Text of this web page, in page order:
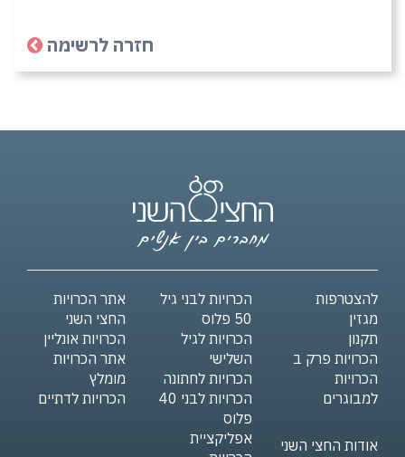
חזרה לרשימה
אתר הכרויות
החצי השני
הכרויות אונליין
אתר הכרויות
מומלץ
הכרויות לדתיים
הכרויות לבני גיל
50 פלוס
הכרויות לגיל
השלישי
הכרויות לחתונה
הכרויות לבני 40
פלוס
אפליקציית
להצטרפות
מגזין
תקנון
הכרויות פרק ב
הכרויות
למבוגרים
אודות החצי השני